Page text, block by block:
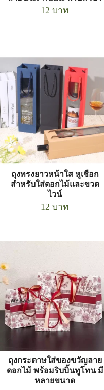
12 บาท
ถุงทรงยาวหน้าใส หูเชือก
สำหรับใส่ดอกไม้และขวด
ไวน์
12 บาท
ถุงกระดาษใส่ของขวัญลาย
ดอกไม้ พร้อมริบบิ้นทูโทน มี
หลายขนาด